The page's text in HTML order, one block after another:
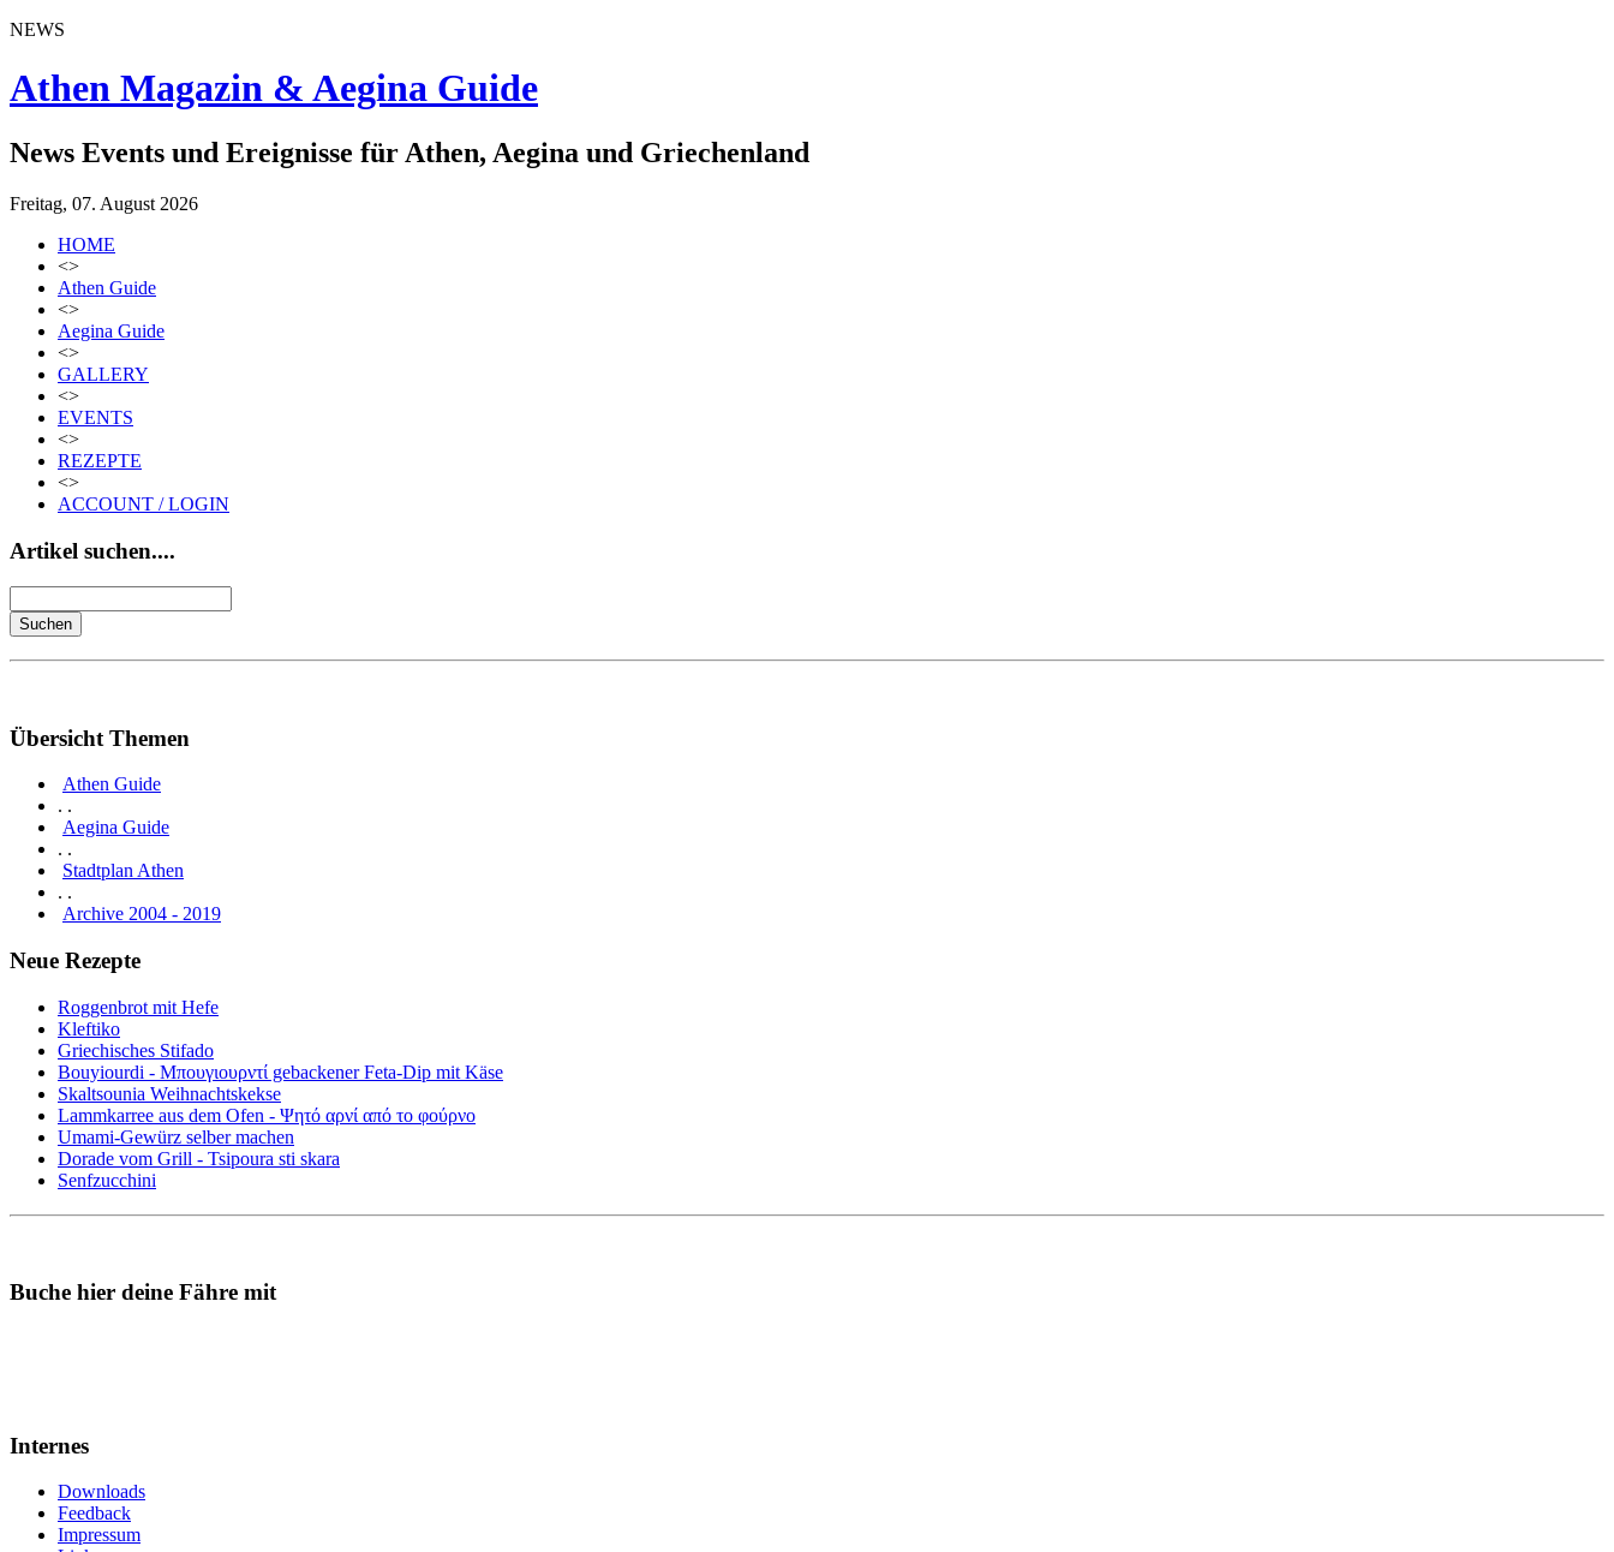
NEWS
Athen Magazin & Aegina Guide
News Events und Ereignisse für Athen, Aegina und Griechenland
Freitag, 07. August 2026
HOME
<>
Athen Guide
<>
Aegina Guide
<>
GALLERY
<>
EVENTS
<>
REZEPTE
<>
ACCOUNT / LOGIN
Artikel suchen....
Übersicht Themen
Athen Guide
. .
Aegina Guide
. .
Stadtplan Athen
. .
Archive 2004 - 2019
Neue Rezepte
Roggenbrot mit Hefe
Kleftiko
Griechisches Stifado
Bouyiourdi - Μπουγιουρντί gebackener Feta-Dip mit Käse
Skaltsounia Weihnachtskekse
Lammkarree aus dem Ofen - Ψητό αρνί από το φούρνο
Umami-Gewürz selber machen
Dorade vom Grill - Tsipoura sti skara
Senfzucchini
Buche hier deine Fähre mit
Internes
Downloads
Feedback
Impressum